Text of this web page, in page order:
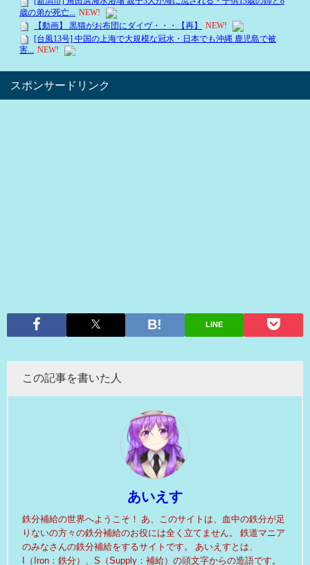
スポンサードリンク
LINE
この記事を書いた人
あいえす
鉄分補給の世界へようこそ！ あ、このサイトは、血中の鉄分が足
りないの方々の鉄分補給のお役には全く立てません。 鉄道マニア
のみなさんの鉄分補給をするサイトです。 あいえすとは、
I（Iron：鉄分）、S（Supply：補給）の頭文字からの造語です。